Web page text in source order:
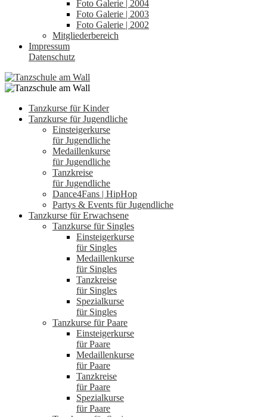
Foto Galerie | 2004
Foto Galerie | 2003
Foto Galerie | 2002
Mitgliederbereich
Impressum
Datenschutz
Tanzkurse für Kinder
Tanzkurse für Jugendliche
Einsteigerkurse
für Jugendliche
Medaillenkurse
für Jugendliche
Tanzkreise
für Jugendliche
Dance4Fans | HipHop
Partys & Events für Jugendliche
Tanzkurse für Erwachsene
Tanzkurse für Singles
Einsteigerkurse
für Singles
Medaillenkurse
für Singles
Tanzkreise
für Singles
Spezialkurse
für Singles
Tanzkurse für Paare
Einsteigerkurse
für Paare
Medaillenkurse
für Paare
Tanzkreise
für Paare
Spezialkurse
für Paare